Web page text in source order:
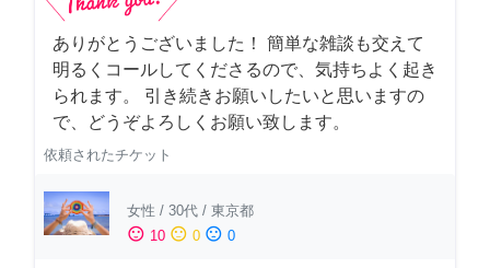
ありがとうございました！ 簡単な雑談も交えて
明るくコールしてくださるので、気持ちよく起き
られます。 引き続きお願いしたいと思いますの
で、どうぞよろしくお願い致します。
依頼されたチケット
女性 / 30代 / 東京都
sentiment_satisfied 10 sentiment_neutral 0 sentiment_dissatisfied 0